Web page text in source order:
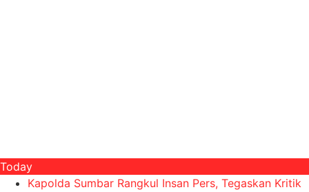
Today
Kapolda Sumbar Rangkul Insan Pers, Tegaskan Kritik